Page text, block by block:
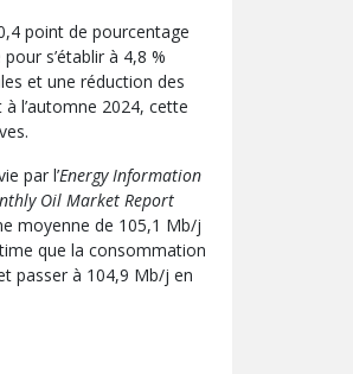
point de pourcentage
s’établir à 4,8 %
et une réduction des
l’automne 2024, cette
par l’Energy Information
Oil Market Report
moyenne de 105,1 Mb/j
que la consommation
passer à 104,9 Mb/j en